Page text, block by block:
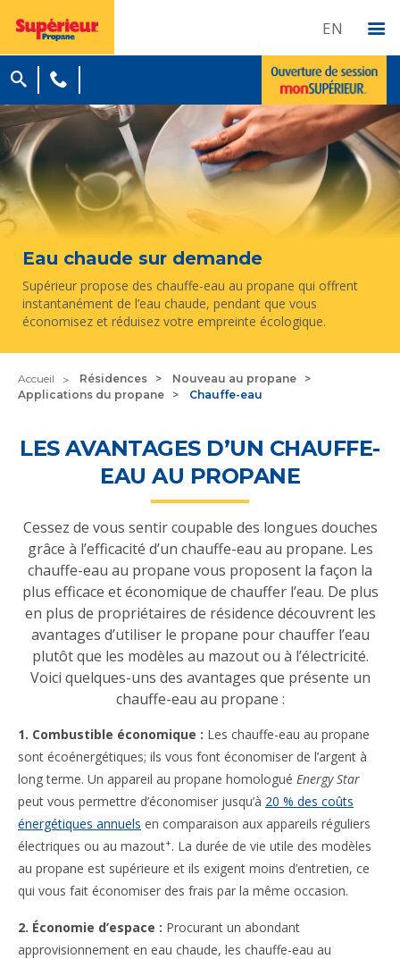
EN
Eau chaude sur demande
Supérieur propose des chauffe-eau au propane qui offrent
instantanément de l’eau chaude, pendant que vous
économisez et réduisez votre empreinte écologique.
Accueil Résidences
Nouveau au propane
Applications du propane
Chauffe-eau
LES AVANTAGES D’UN CHAUFFE-
EAU AU PROPANE
Cessez de vous sentir coupable des longues douches
grâce à l’efficacité d’un chauffe-eau au propane. Les
chauffe-eau au propane vous proposent la façon la
plus efficace et économique de chauffer l’eau. De plus
en plus de propriétaires de résidence découvrent les
avantages d’utiliser le propane pour chauffer l’eau
plutôt que les modèles au mazout ou à l’électricité.
Voici quelques-uns des avantages que présente un
chauffe-eau au propane :
1. Combustible économique : Les chauffe-eau au propane
sont écoénergétiques; ils vous font économiser de l’argent à
long terme. Un appareil au propane homologué Energy Star
peut vous permettre d’économiser jusqu’à 20 % des coûts
énergétiques annuels en comparaison aux appareils réguliers
électriques ou au mazout+. La durée de vie utile des modèles
au propane est supérieure et ils exigent moins d’entretien, ce
qui vous fait économiser des frais par la même occasion.
2. Économie d’espace : Procurant un abondant
approvisionnement en eau chaude, les chauffe-eau au